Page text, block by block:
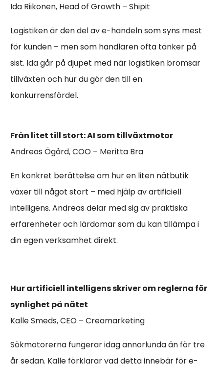
Ida Riikonen, Head of Growth – Shipit
Logistiken är den del av e-handeln som syns mest
för kunden – men som handlaren ofta tänker på
sist. Ida går på djupet med när logistiken bromsar
tillväxten och hur du gör den till en
konkurrensfördel.
Från litet till stort: AI som tillväxtmotor
Andreas Ögård, COO – Meritta Bra
En konkret berättelse om hur en liten nätbutik
växer till något stort – med hjälp av artificiell
intelligens. Andreas delar med sig av praktiska
erfarenheter och lärdomar som du kan tillämpa i
din egen verksamhet direkt.
Hur artificiell intelligens skriver om reglerna för
synlighet på nätet
Kalle Smeds, CEO – Creamarketing
Sökmotorerna fungerar idag annorlunda än för tre
år sedan. Kalle förklarar vad detta innebär för e-